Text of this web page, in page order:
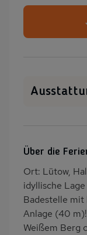
Eingezäuntes
Grundstück
Küche
Kühlschrank
Über die
Ort: Lütow,
idyllische
Badestelle mit
Anlage (40
Weißem Berg